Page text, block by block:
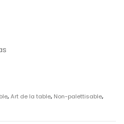
,Art de la table, Non-palettisable,